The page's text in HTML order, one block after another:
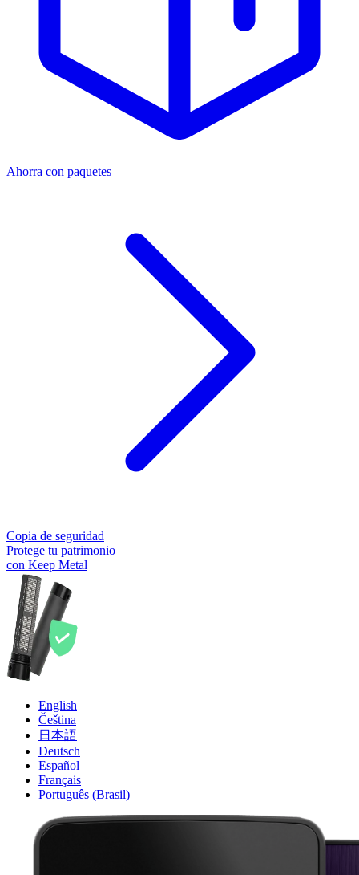
Ahorra con paquetes
Copia de seguridad
Protege tu patrimonio
con Keep Metal
English
Čeština
日本語
Deutsch
Español
Français
Português (Brasil)